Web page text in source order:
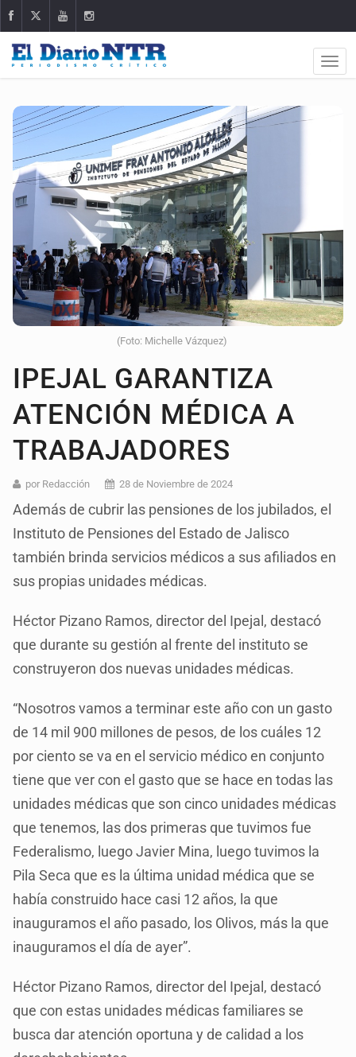
(Foto: Michelle Vázquez)
IPEJAL GARANTIZA
ATENCIÓN MÉDICA A
TRABAJADORES
por Redacción 28 de Noviembre de 2024
Además de cubrir las pensiones de los jubilados, el
Instituto de Pensiones del Estado de Jalisco
también brinda servicios médicos a sus afiliados en
sus propias unidades médicas.
Héctor Pizano Ramos, director del Ipejal, destacó
que durante su gestión al frente del instituto se
construyeron dos nuevas unidades médicas.
“Nosotros vamos a terminar este año con un gasto
de 14 mil 900 millones de pesos, de los cuáles 12
por ciento se va en el servicio médico en conjunto
tiene que ver con el gasto que se hace en todas las
unidades médicas que son cinco unidades médicas
que tenemos, las dos primeras que tuvimos fue
Federalismo, luego Javier Mina, luego tuvimos la
Pila Seca que es la última unidad médica que se
había construido hace casi 12 años, la que
inauguramos el año pasado, los Olivos, más la que
inauguramos el día de ayer”.
Héctor Pizano Ramos, director del Ipejal, destacó
que con estas unidades médicas familiares se
busca dar atención oportuna y de calidad a los